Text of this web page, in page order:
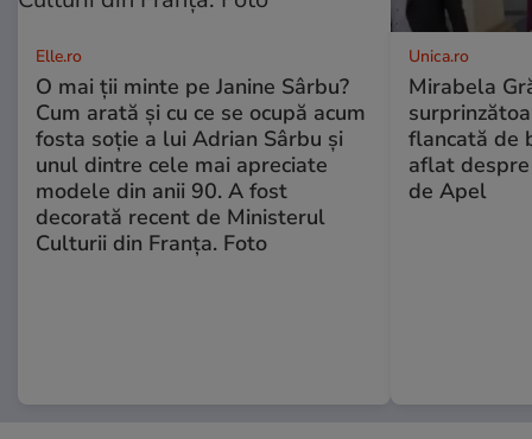
Elle.ro
O mai ții minte pe Janine Sârbu?
Cum arată și cu ce se ocupă acum
fosta soție a lui Adrian Sârbu și
unul dintre cele mai apreciate
modele din anii 90. A fost
decorată recent de Ministerul
Culturii din Franța. Foto
Unica.ro
Mirabela
flancată de
aflat
de Apel